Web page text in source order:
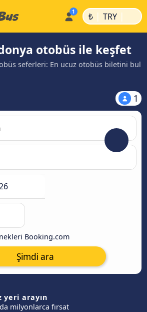
₺ | TRY |
otobüs ile keşfet
seferleri: En ucuz otobüs biletini bul
1
Booking.com
Şimdi ara
yeri arayın
milyonlarca fırsat